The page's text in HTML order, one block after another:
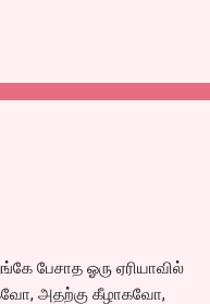
பேசாத ஓரு ஏரியாவில்
அதற்கு கீழாகவோ,